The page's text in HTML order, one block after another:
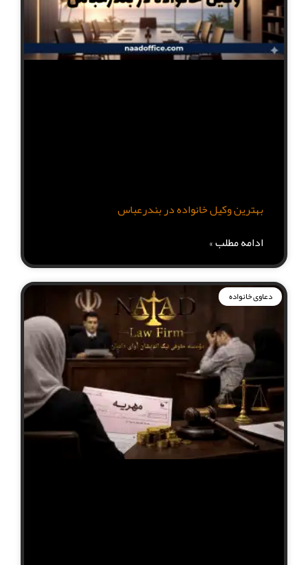
بهترین وکیل خانواده در بندرعباس
ادامه مطلب »
دعاوی خانواده